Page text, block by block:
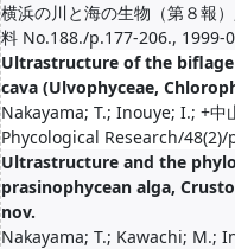
横浜の川と海の生物（第８報
料 No.188./p.177-206., 1999-
Ultrastructure of the
cava (Ulvophyceae,
Nakayama; T.; Inouye; I.; +中
Phycological Research/48(2)/
Ultrastructure and the
prasinophycean alga,
nov.
Nakayama; T.; Kawachi; M.;